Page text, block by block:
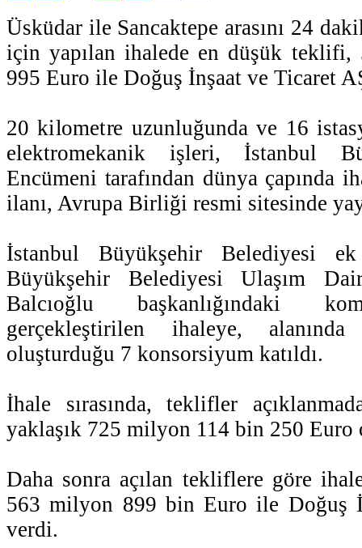
Üsküdar ile Sancaktepe arasını 24
için yapılan ihalede en düşük
995 Euro ile Doğuş İnşaat ve Ticaret
20 kilometre uzunluğunda ve 16
elektromekanik işleri, İstanbul
Encümeni tarafından dünya çapında
ilanı, Avrupa Birliği resmi sitesinde
İstanbul Büyükşehir Belediyesi ek
Büyükşehir Belediyesi Ulaşım
Balcıoğlu başkanlığındaki
gerçekleştirilen ihaleye,
oluşturduğu 7 konsorsiyum katıldı.
İhale sırasında, teklifler
yaklaşık 725 milyon 114 bin 250 Euro
Daha sonra açılan tekliflere göre
563 milyon 899 bin Euro ile Doğuş
verdi.